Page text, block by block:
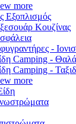
more
Εξοπλισμός
Κουζίνας
-
Camping -
Camping -
more